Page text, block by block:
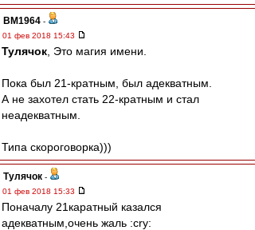
BM1964 -
01 фев 2018 15:43
Тулячок , Это магия имени.
Пока был 21-кратным, был адекватным.
А не захотел стать 22-кратным и стал
неадекватным.
Типа скороговорка)))
Тулячок -
01 фев 2018 15:33
Поначалу 21каратный казался
адекватным,очень жаль :cry: